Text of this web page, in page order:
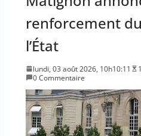
renforcement
l’État
lundi, 03 août 2026, 10h10:11
0 Commentaire